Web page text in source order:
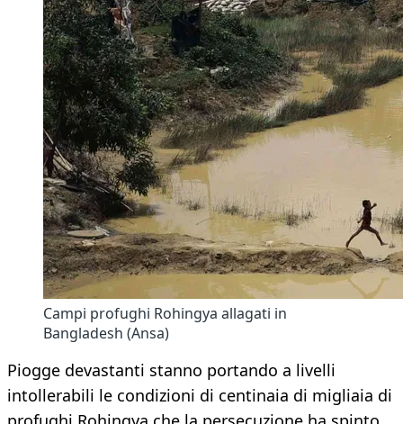
Campi profughi Rohingya allagati in
Bangladesh (Ansa)
Piogge devastanti stanno portando a livelli
intollerabili le condizioni di centinaia di migliaia di